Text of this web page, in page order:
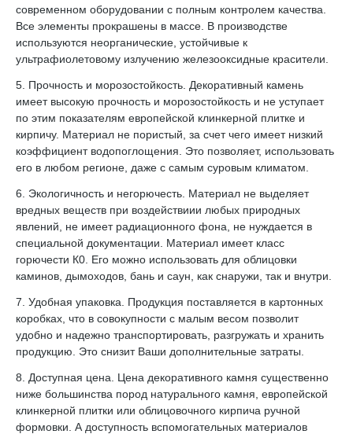
современном оборудовании с полным контролем качества.
Все элементы прокрашены в массе. В производстве
используются неорганические, устойчивые к
ультрафиолетовому излучению железооксидные красители.
5. Прочность и морозостойкость. Декоративный камень
имеет высокую прочность и морозостойкость и не уступает
по этим показателям европейской клинкерной плитке и
кирпичу. Материал не пористый, за счет чего имеет низкий
коэффициент водопоглощения. Это позволяет, использовать
его в любом регионе, даже с самым суровым климатом.
6. Экологичность и негорючесть. Материал не выделяет
вредных веществ при воздействиии любых природных
явлений, не имеет радиационного фона, не нуждается в
специальной документации. Материал имеет класс
горючести К0. Его можно использовать для облицовки
каминов, дымоходов, бань и саун, как снаружи, так и внутри.
7. Удобная упаковка. Продукция поставляется в картонных
коробках, что в совокупности с малым весом позволит
удобно и надежно транспортировать, разгружать и хранить
продукцию. Это снизит Ваши дополнительные затраты.
8. Доступная цена. Цена декоративного камня существенно
ниже большинства пород натурального камня, европейской
клинкерной плитки или облицовочного кирпича ручной
формовки. А доступность вспомогательных материалов